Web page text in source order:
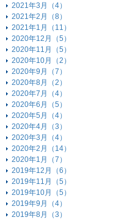
2021年3月（4）
2021年2月（8）
2021年1月（11）
2020年12月（5）
2020年11月（5）
2020年10月（2）
2020年9月（7）
2020年8月（2）
2020年7月（4）
2020年6月（5）
2020年5月（4）
2020年4月（3）
2020年3月（4）
2020年2月（14）
2020年1月（7）
2019年12月（6）
2019年11月（5）
2019年10月（5）
2019年9月（4）
2019年8月（3）